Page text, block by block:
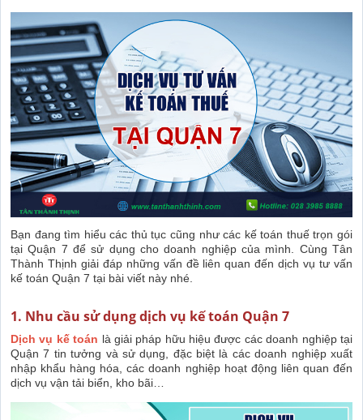
Bạn đang tìm hiểu các thủ tục cũng như các kế toán thuế trọn gói
tại Quận 7 để sử dụng cho doanh nghiệp của mình. Cùng Tân
Thành Thịnh giải đáp những vấn đề liên quan đến dịch vụ tư vấn
kế toán Quận 7 tại bài viết này nhé.
1. Nhu cầu sử dụng dịch vụ kế toán Quận 7
Dịch vụ kế toán là giải pháp hữu hiệu được các doanh nghiệp tại
Quận 7 tin tưởng và sử dụng, đặc biệt là các doanh nghiệp xuất
nhập khẩu hàng hóa, các doanh nghiệp hoạt động liên quan đến
dịch vụ vận tải biển, kho bãi…